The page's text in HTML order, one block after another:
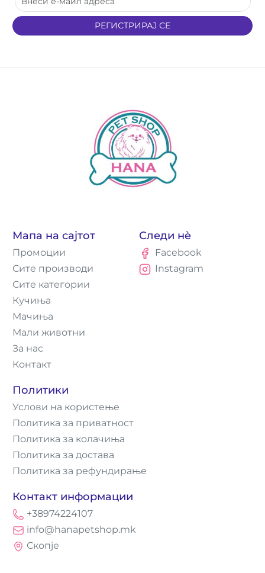
РЕГИСТРИРАЈ СЕ
Мапа на сајтот
Промоции
Сите производи
Сите категории
Кучиња
Мачиња
Мали животни
За нас
Контакт
Политики
Услови на користење
Политика за приватност
Политика за колачиња
Политика за достава
Политика за рефундирање
Контакт информации
+38974224107
info@hanapetshop.mk
Скопје
Следи нè
Facebook
Instagram